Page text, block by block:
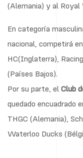
(Alemania) y al Royal
En categoría
nacional, competirá
HC(Inglaterra),
(Países Bajos).
Por su parte, el Club
quedado encuadrado
THGC (Alemania),
Waterloo Ducks